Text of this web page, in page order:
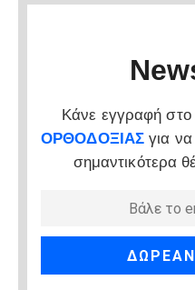
Κάνε εγγραφή
ΟΡΘΟΔΟΞΙΑΣ για
σημαντικότερα